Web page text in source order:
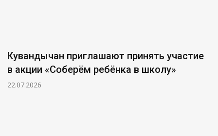
Кувандычан приглашают принять участие
в акции «Соберём ребёнка в школу»
22.07.2026